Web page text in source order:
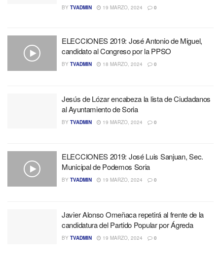
BY TVADMIN 19 MARZO, 2024 0
ELECCIONES 2019: José Antonio de Miguel,
candidato al Congreso por la PPSO
BY TVADMIN 18 MARZO, 2024 0
Jesús de Lózar encabeza la lista de Ciudadanos
al Ayuntamiento de Soria
BY TVADMIN 19 MARZO, 2024 0
ELECCIONES 2019: José Luis Sanjuan, Sec.
Municipal de Podemos Soria
BY TVADMIN 19 MARZO, 2024 0
Javier Alonso Omeñaca repetirá al frente de la
candidatura del Partido Popular por Ágreda
BY TVADMIN 19 MARZO, 2024 0